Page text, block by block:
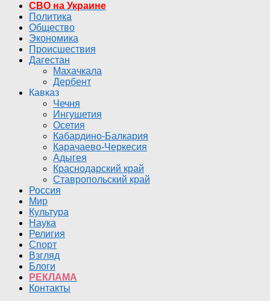
СВО на Украине
Политика
Общество
Экономика
Происшествия
Дагестан
Махачкала
Дербент
Кавказ
Чечня
Ингушетия
Осетия
Кабардино-Балкария
Карачаево-Черкесия
Адыгея
Краснодарский край
Ставропольский край
Россия
Мир
Культура
Наука
Религия
Спорт
Взгляд
Блоги
РЕКЛАМА
Контакты